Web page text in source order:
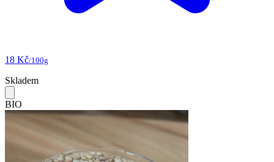
18 Kč/100g
Skladem
BIO